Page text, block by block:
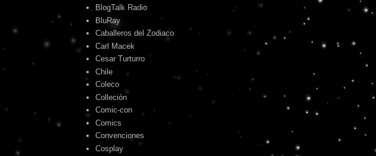
BlogTalk Radio
BluRay
Caballeros del Zodiaco
Carl Macek
Cesar Turturro
Chile
Coleco
Colleción
Comic-con
Comics
Convenciones
Cosplay